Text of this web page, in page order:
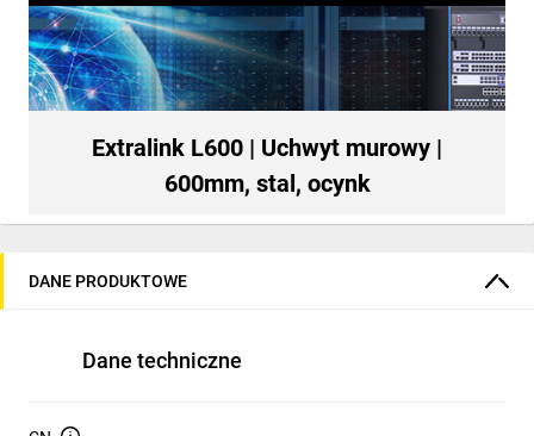
Extralink L600 | Uchwyt murowy |
600mm, stal, ocynk
Uchwyt do
DANE PRODUKTOWE
Dane techniczne